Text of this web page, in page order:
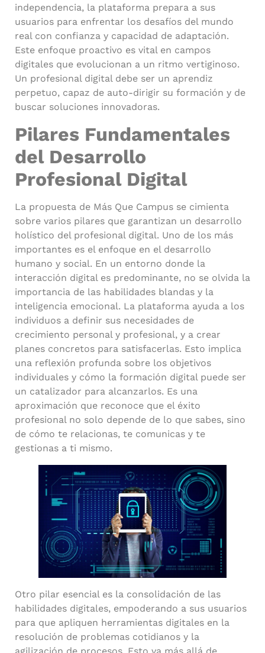
independencia, la plataforma prepara a sus
usuarios para enfrentar los desafíos del mundo
real con confianza y capacidad de adaptación.
Este enfoque proactivo es vital en campos
digitales que evolucionan a un ritmo vertiginoso.
Un profesional digital debe ser un aprendiz
perpetuo, capaz de auto-dirigir su formación y de
buscar soluciones innovadoras.
Pilares Fundamentales
del Desarrollo
Profesional Digital
La propuesta de Más Que Campus se cimienta
sobre varios pilares que garantizan un desarrollo
holístico del profesional digital. Uno de los más
importantes es el enfoque en el desarrollo
humano y social. En un entorno donde la
interacción digital es predominante, no se olvida la
importancia de las habilidades blandas y la
inteligencia emocional. La plataforma ayuda a los
individuos a definir sus necesidades de
crecimiento personal y profesional, y a crear
planes concretos para satisfacerlas. Esto implica
una reflexión profunda sobre los objetivos
individuales y cómo la formación digital puede ser
un catalizador para alcanzarlos. Es una
aproximación que reconoce que el éxito
profesional no solo depende de lo que sabes, sino
de cómo te relacionas, te comunicas y te
gestionas a ti mismo.
Otro pilar esencial es la consolidación de las
habilidades digitales, empoderando a sus usuarios
para que apliquen herramientas digitales en la
resolución de problemas cotidianos y la
agilización de procesos. Esto va más allá de